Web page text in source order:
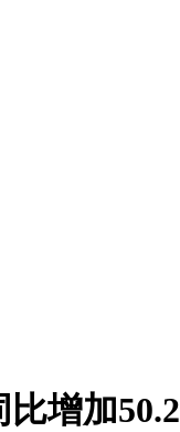
增加50.2